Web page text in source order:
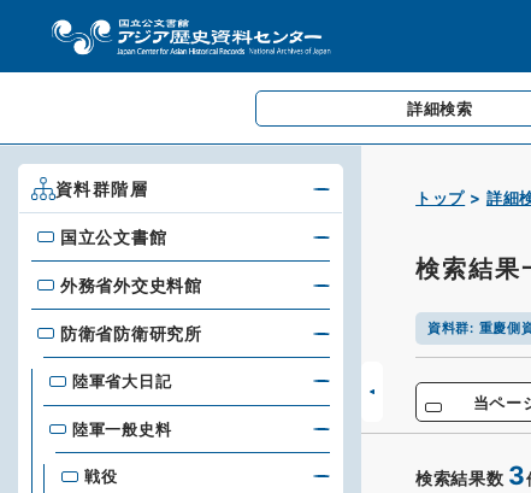
詳細検索
トップ 詳細
検索結果
資料群: 重慶側
当ペー
検索結果数 3
資料群階層
国立公文書館
国立公文書館
外務省外交史料館
外務省外交史料館
防衛省防衛研究所
防衛省防衛研究所
陸軍省大日記
陸軍一般史料
戦役